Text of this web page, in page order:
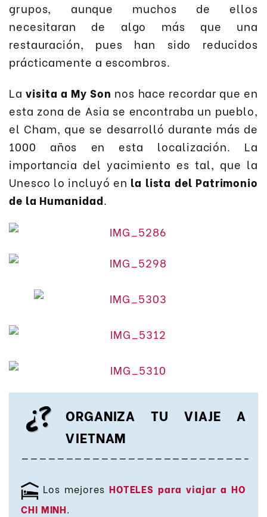
grupos, aunque muchos de ellos
necesitaran de algo más que una
restauración, pues han sido reducidos
prácticamente a escombros.
Lavisita a My Son nos hace recordar que en
esta zona de Asia se encontraba un pueblo,
el Cham, que se desarrolló durante más de
1000 años en esta localización. La
importancia del yacimiento es tal, que la
Unesco lo incluyó en la lista del Patrimonio
de la Humanidad.
ORGANIZA TU VIAJE A
VIETNAM
—————————————————————————-
Los mejores HOTELES para viajar a HO
CHI MINH.